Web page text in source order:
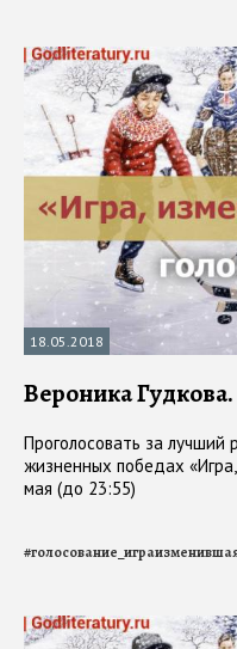
18.05.2018
Вероника
Проголосовать за лучший
жизненных победах
мая (до 23:55)
#